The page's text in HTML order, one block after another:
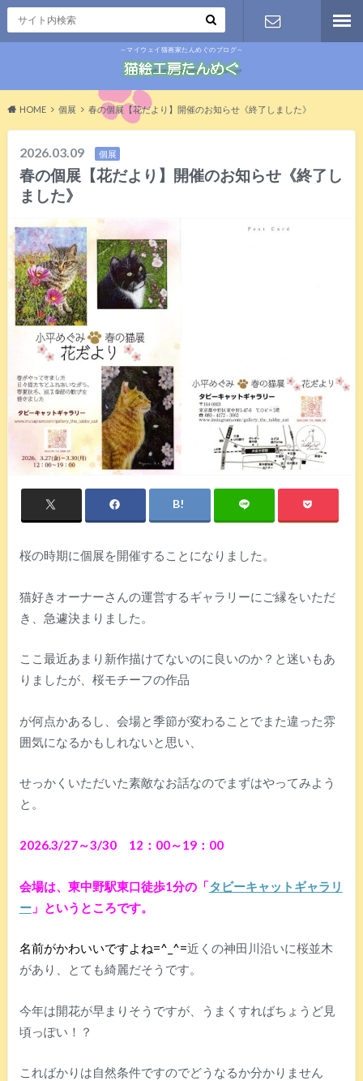
～マイウェイ猫画家たんめぐのブログ～
HOME 個展 春の個展【花だより】開催のお知らせ《終了しました》
2026.03.09 個展
春の個展【花だより】開催のお知らせ《終了し
ました》
桜の時期に個展を開催することになりました。
猫好きオーナーさんの運営するギャラリーにご縁をいただ
き、急遽決まりました。
ここ最近あまり新作描けてないのに良いのか？と迷いもあ
りましたが、桜モチーフの作品
が何点かあるし、会場と季節が変わることでまた違った雰
囲気になるかもしれないと思い、
せっかくいただいた素敵なお話なのでまずはやってみよう
と。
2026.3/27～3/30 12：00～19：00
会場は、東中野駅東口徒歩1分の「タビーキャットギャラリ
ー」というところです。
名前がかわいいですよね=^_^=近くの神田川沿いに桜並木
があり、とても綺麗だそうです。
今年は開花が早まりそうですが、うまくすればちょうど見
頃っぽい！？
こればかりは自然条件ですのでどうなるか分かりません